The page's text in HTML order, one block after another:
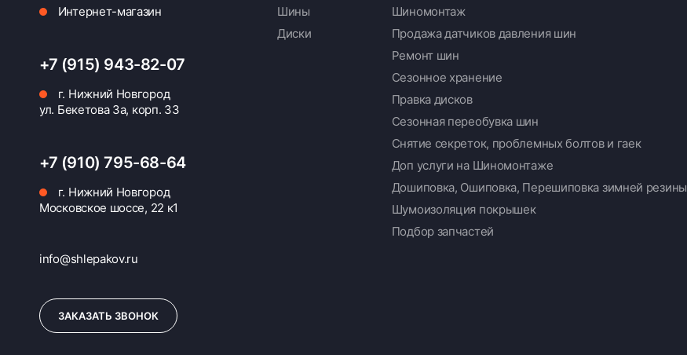
Интернет-магазин
+7 (915) 943-82-07
г. Нижний Новгород
ул. Бекетова 3а, корп. 33
+7 (910) 795-68-64
г. Нижний Новгород
Московское шоссе, 22 к1
info@shlepakov.ru
ЗАКАЗАТЬ ЗВОНОК
Шины
Диски
Шиномонтаж
Продажа датчиков давления шин
Ремонт шин
Сезонное хранение
Правка дисков
Сезонная переобувка шин
Снятие секреток, проблемных болтов и гаек
Доп услуги на Шиномонтаже
Дошиповка, Ошиповка, Перешиповка зимней резины
Шумоизоляция покрышек
Подбор запчастей